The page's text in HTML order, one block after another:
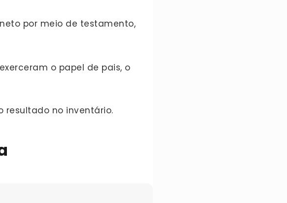
por meio de testamento,
o papel de pais, o
no inventário.